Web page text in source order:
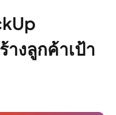
างลูกค้าเป้า